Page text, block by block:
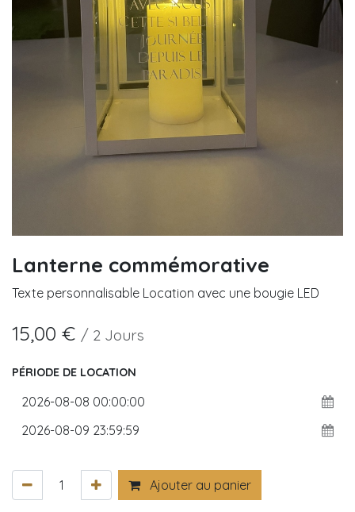
Lanterne commémorative
Texte personnalisable Location avec une bougie LED
15,00 € / 2 Jours
PÉRIODE DE LOCATION
Ajouter au panier